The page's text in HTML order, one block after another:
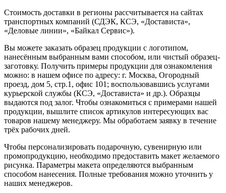
Стоимость доставки в регионы рассчитывается на сайтах
транспортных компаний (СДЭК, КСЭ, «Достависта»,
«Деловые линии», «Байкал Сервис»).
Вы можете заказать образец продукции с логотипом,
нанесённым выбранным вами способом, или чистый образец-
заготовку. Получить примеры продукции для ознакомления
можно: в нашем офисе по адресу: г. Москва, Огородный
проезд, дом 5, стр.1, офис 101; воспользовавшись услугами
курьерской службы (КСЭ, «Достависта» и др.). Образцы
выдаются под залог. Чтобы ознакомиться с примерами нашей
продукции, вышлите список артикулов интересующих вас
товаров нашему менеджеру. Мы обработаем заявку в течение
трёх рабочих дней.
Чтобы персонализировать подарочную, сувенирную или
промопродукцию, необходимо предоставить макет желаемого
рисунка. Параметры макета определяются выбранным
способом нанесения. Полные требования можно уточнить у
наших менеджеров.